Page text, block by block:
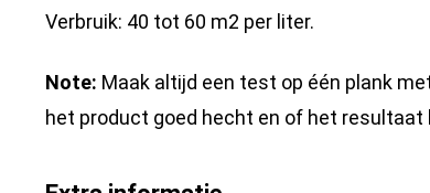
Verbruik: 40 tot 60 m2 per liter.
Note: Maak altijd een test op één plank
het product goed hecht en of het resultaat